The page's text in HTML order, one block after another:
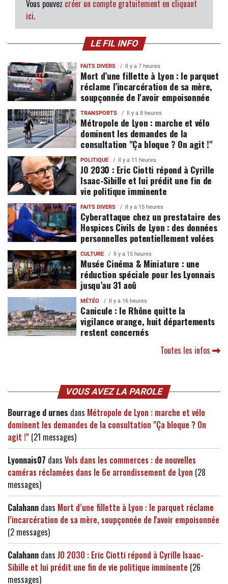
Vous pouvez créer un compte gratuitement en cliquant
ici.
LE FIL INFO
FAITS DIVERS Il y a 7 heures
Mort d’une fillette à Lyon : le parquet
réclame l’incarcération de sa mère,
soupçonnée de l'avoir empoisonnée
TRANSPORTS Il y a 8 heures
Métropole de Lyon : marche et vélo
dominent les demandes de la
consultation "Ça bloque ? On agit !"
POLITIQUE Il y a 11 heures
JO 2030 : Eric Ciotti répond à Cyrille
Isaac-Sibille et lui prédit une fin de
vie politique imminente
FAITS DIVERS Il y a 15 heures
Cyberattaque chez un prestataire des
Hospices Civils de Lyon : des données
personnelles potentiellement volées
CULTURE Il y a 15 heures
Musée Cinéma & Miniature : une
réduction spéciale pour les Lyonnais
jusqu’au 31 aoû
MÉTÉO Il y a 16 heures
Canicule : le Rhône quitte la
vigilance orange, huit départements
restent concernés
Toutes les infos
VOUS AVEZ LA PAROLE
Bourrage d urnes dans Métropole de Lyon : marche et vélo
dominent les demandes de la consultation "Ça bloque ? On
agit !" (21 messages)
Lyonnais07 dans Vols dans les commerces : de nouvelles
caméras réclamées dans le 6e arrondissement de Lyon (28
messages)
Calahann dans Mort d’une fillette à Lyon : le parquet réclame
l’incarcération de sa mère, soupçonnée de l'avoir empoisonnée
(2 messages)
Calahann dans JO 2030 : Eric Ciotti répond à Cyrille Isaac-
Sibille et lui prédit une fin de vie politique imminente (26
messages)